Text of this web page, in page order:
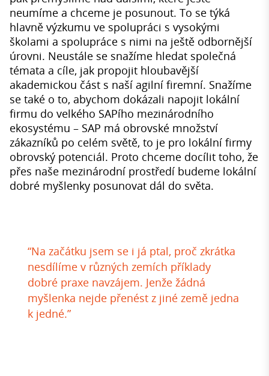
neumíme a chceme je posunout. To se týká
hlavně výzkumu ve spolupráci s vysokými
školami a spolupráce s nimi na ještě odbornější
úrovni. Neustále se snažíme hledat společná
témata a cíle, jak propojit hloubavější
akademickou část s naší agilní firemní. Snažíme
se také o to, abychom dokázali napojit lokální
firmu do velkého SAPího mezinárodního
ekosystému – SAP má obrovské množství
zákazníků po celém světě, to je pro lokální firmy
obrovský potenciál. Proto chceme docílit toho, že
přes naše mezinárodní prostředí budeme lokální
dobré myšlenky posunovat dál do světa.
“Na začátku jsem se i já ptal, proč zkrátka
nesdílíme v různých zemích příklady
dobré praxe navzájem. Jenže žádná
myšlenka nejde přenést z jiné země jedna
k jedné.”